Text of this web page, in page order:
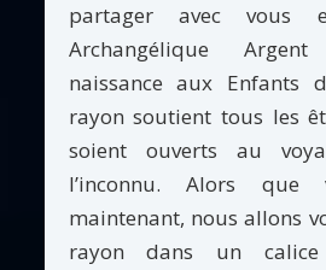
partager avec vous
Archangélique
naissance aux Enfants
rayon soutient tous les
soient ouverts au
l’inconnu. Alors que
maintenant, nous allons
rayon dans un